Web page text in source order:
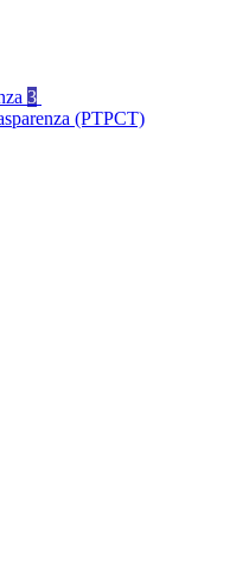
3
(PTPCT)